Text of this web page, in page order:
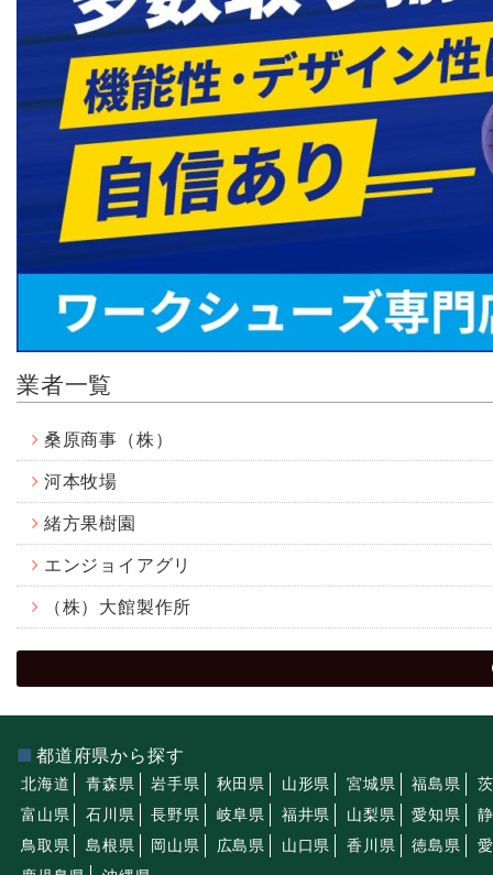
業者一覧
桑原商事（株）
河本牧場
緒方果樹園
エンジョイアグリ
（株）大館製作所
都道府県から探す
北海道 青森県 岩手県 秋田県 山形県 宮城県 福島県
富山県
石川県 長野県 岐阜県 福井県 山梨県 愛知県
鳥取県
島根県 岡山県 広島県 山口県 香川県 徳島県